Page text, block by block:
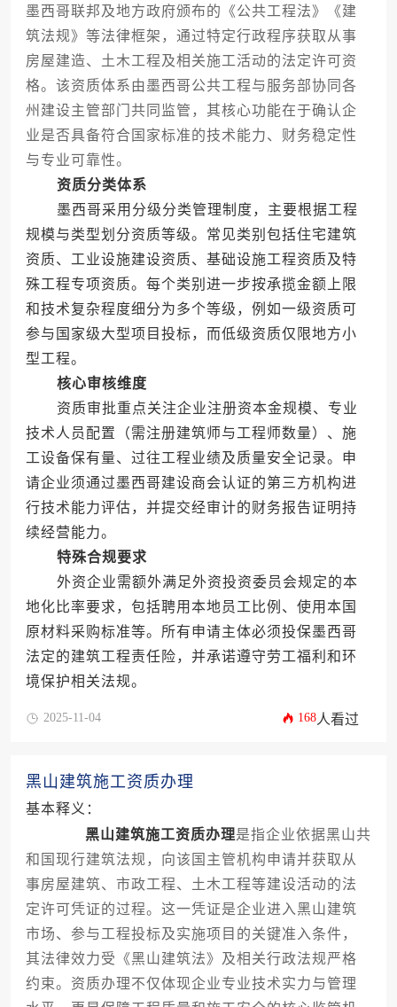
墨西哥联邦及地方政府颁布的《公共工程法》《建
筑法规》等法律框架，通过特定行政程序获取从事
房屋建造、土木工程及相关施工活动的法定许可资
格。该资质体系由墨西哥公共工程与服务部协同各
州建设主管部门共同监管，其核心功能在于确认企
业是否具备符合国家标准的技术能力、财务稳定性
与专业可靠性。
资质分类体系
墨西哥采用分级分类管理制度，主要根据工程
规模与类型划分资质等级。常见类别包括住宅建筑
资质、工业设施建设资质、基础设施工程资质及特
殊工程专项资质。每个类别进一步按承揽金额上限
和技术复杂程度细分为多个等级，例如一级资质可
参与国家级大型项目投标，而低级资质仅限地方小
型工程。
核心审核维度
资质审批重点关注企业注册资本金规模、专业
技术人员配置（需注册建筑师与工程师数量）、施
工设备保有量、过往工程业绩及质量安全记录。申
请企业须通过墨西哥建设商会认证的第三方机构进
行技术能力评估，并提交经审计的财务报告证明持
续经营能力。
特殊合规要求
外资企业需额外满足外资投资委员会规定的本
地化比率要求，包括聘用本地员工比例、使用本国
原材料采购标准等。所有申请主体必须投保墨西哥
法定的建筑工程责任险，并承诺遵守劳工福利和环
境保护相关法规。
2025-11-04 168人看过
黑山建筑施工资质办理
基本释义：
黑山建筑施工资质办理是指企业依据黑山共
和国现行建筑法规，向该国主管机构申请并获取从
事房屋建筑、市政工程、土木工程等建设活动的法
定许可凭证的过程。这一凭证是企业进入黑山建筑
市场、参与工程投标及实施项目的关键准入条件，
其法律效力受《黑山建筑法》及相关行政法规严格
约束。资质办理不仅体现企业专业技术实力与管理